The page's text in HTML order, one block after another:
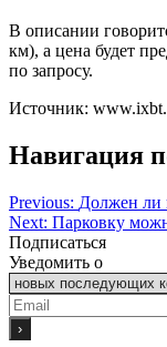
В описании
км), а цена будет
по запросу.
Источник:
Навигация
Previous: Должен ли
Next: Парковку
Подписаться
Уведомить о